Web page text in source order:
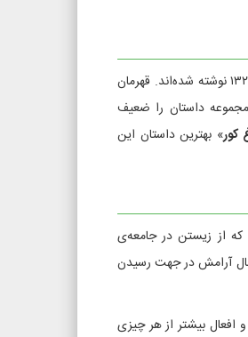
، اولین مجموعه داستان سیمین دانشور است که شامل ۱۶ داستان کوتاه است و بین سال‌های ۱۳۲۱ تا ۱۳۲۶ نوشته شده‌اند. قهرمان
مجموعه داستان را ضعیف
کور» بهترین داستان این
از زیستن در جامعه‌ی
آرامش در جهت رسیدن
افعال بیشتر از هر چیزی